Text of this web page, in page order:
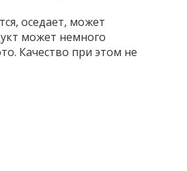
оседает, может
может немного
Качество при этом не